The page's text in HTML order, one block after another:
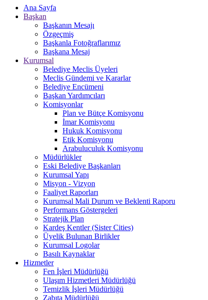
Ana Sayfa
Başkan
Başkanın Mesajı
Özgeçmiş
Başkanla Fotoğraflarımız
Başkana Mesaj
Kurumsal
Belediye Meclis Üyeleri
Meclis Gündemi ve Kararlar
Belediye Encümeni
Başkan Yardımcıları
Komisyonlar
Plan ve Bütçe Komisyonu
İmar Komisyonu
Hukuk Komisyonu
Etik Komisyonu
Arabuluculuk Komisyonu
Müdürlükler
Eski Belediye Başkanları
Kurumsal Yapı
Misyon - Vizyon
Faaliyet Raporları
Kurumsal Mali Durum ve Beklenti Raporu
Performans Göstergeleri
Stratejik Plan
Kardeş Kentler (Sister Cities)
Üyelik Bulunan Birlikler
Kurumsal Logolar
Basılı Kaynaklar
Hizmetler
Fen İşleri Müdürlüğü
Ulaşım Hizmetleri Müdürlüğü
Temizlik İşleri Müdürlüğü
Zabıta Müdürlüğü